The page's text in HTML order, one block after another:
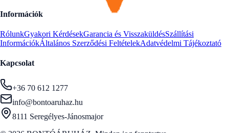
Információk
RólunkGyakori KérdésekGarancia és VisszaküldésSzállítási
InformációkÁltalános Szerződési FeltételekAdatvédelmi Tájékoztató
Kapcsolat
+36 70 612 1277
info@bontoaruhaz.hu
8111 Seregélyes-Jánosmajor